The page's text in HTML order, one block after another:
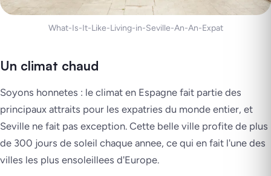
What-Is-It-Like-Living-in-Seville-An-An-Expat
Un climat chaud
Soyons honnetes : le climat en Espagne fait partie des
principaux attraits pour les expatries du monde entier, et
Seville ne fait pas exception. Cette belle ville profite de plus
de 300 jours de soleil chaque annee, ce qui en fait l'une des
villes les plus ensoleillees d'Europe.